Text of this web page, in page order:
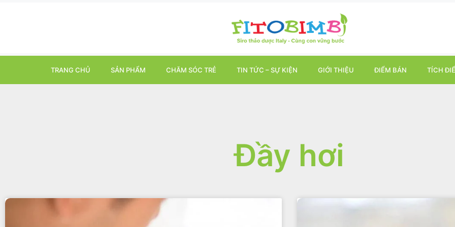
TRANG CHỦ SẢN PHẨM CHĂM SÓC TRẺ TIN TỨC – SỰ KIỆN GIỚI THIỆU ĐIỂM BÁN TÍCH
Đầy hơi